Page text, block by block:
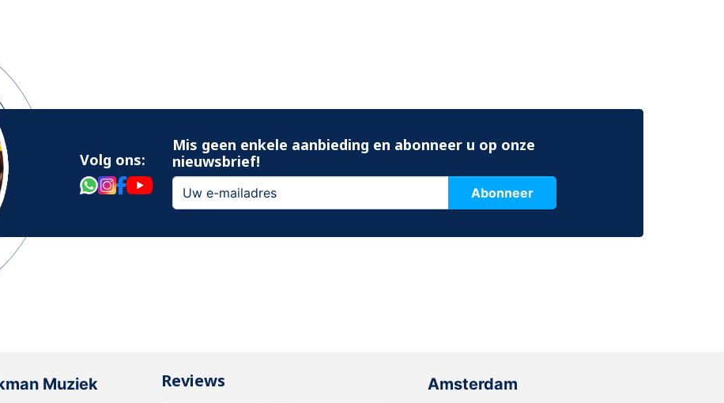
Volg ons:
Mis geen enkele aanbieding en abonneer u op onze
nieuwsbrief!
Abonneer
Muziek Reviews Amsterdam